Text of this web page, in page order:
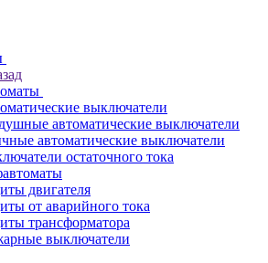
выключатели
автоматические выключатели
автоматические выключатели
остаточного тока
двигателя
от аварийного тока
трансформатора
выключатели